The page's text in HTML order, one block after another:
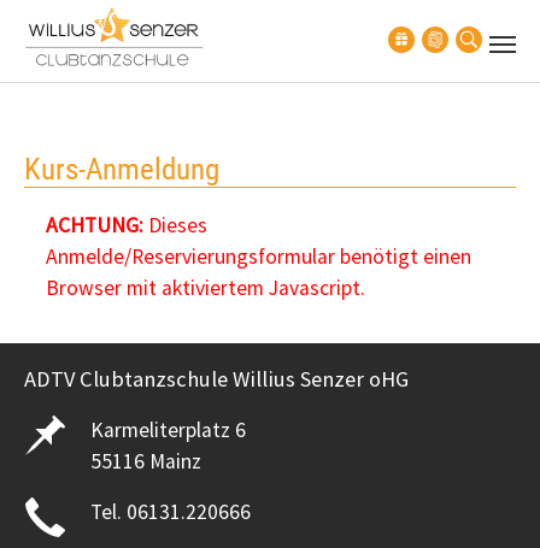
Zum Hauptinhalt springen
Kurs-Anmeldung
ACHTUNG:Dieses
Anmelde/Reservierungsformular benötigt einen
Browser mit aktiviertem Javascript.
ADTV Clubtanzschule Willius Senzer oHG
Karmeliterplatz 6
55116 Mainz
Tel. 06131.220666